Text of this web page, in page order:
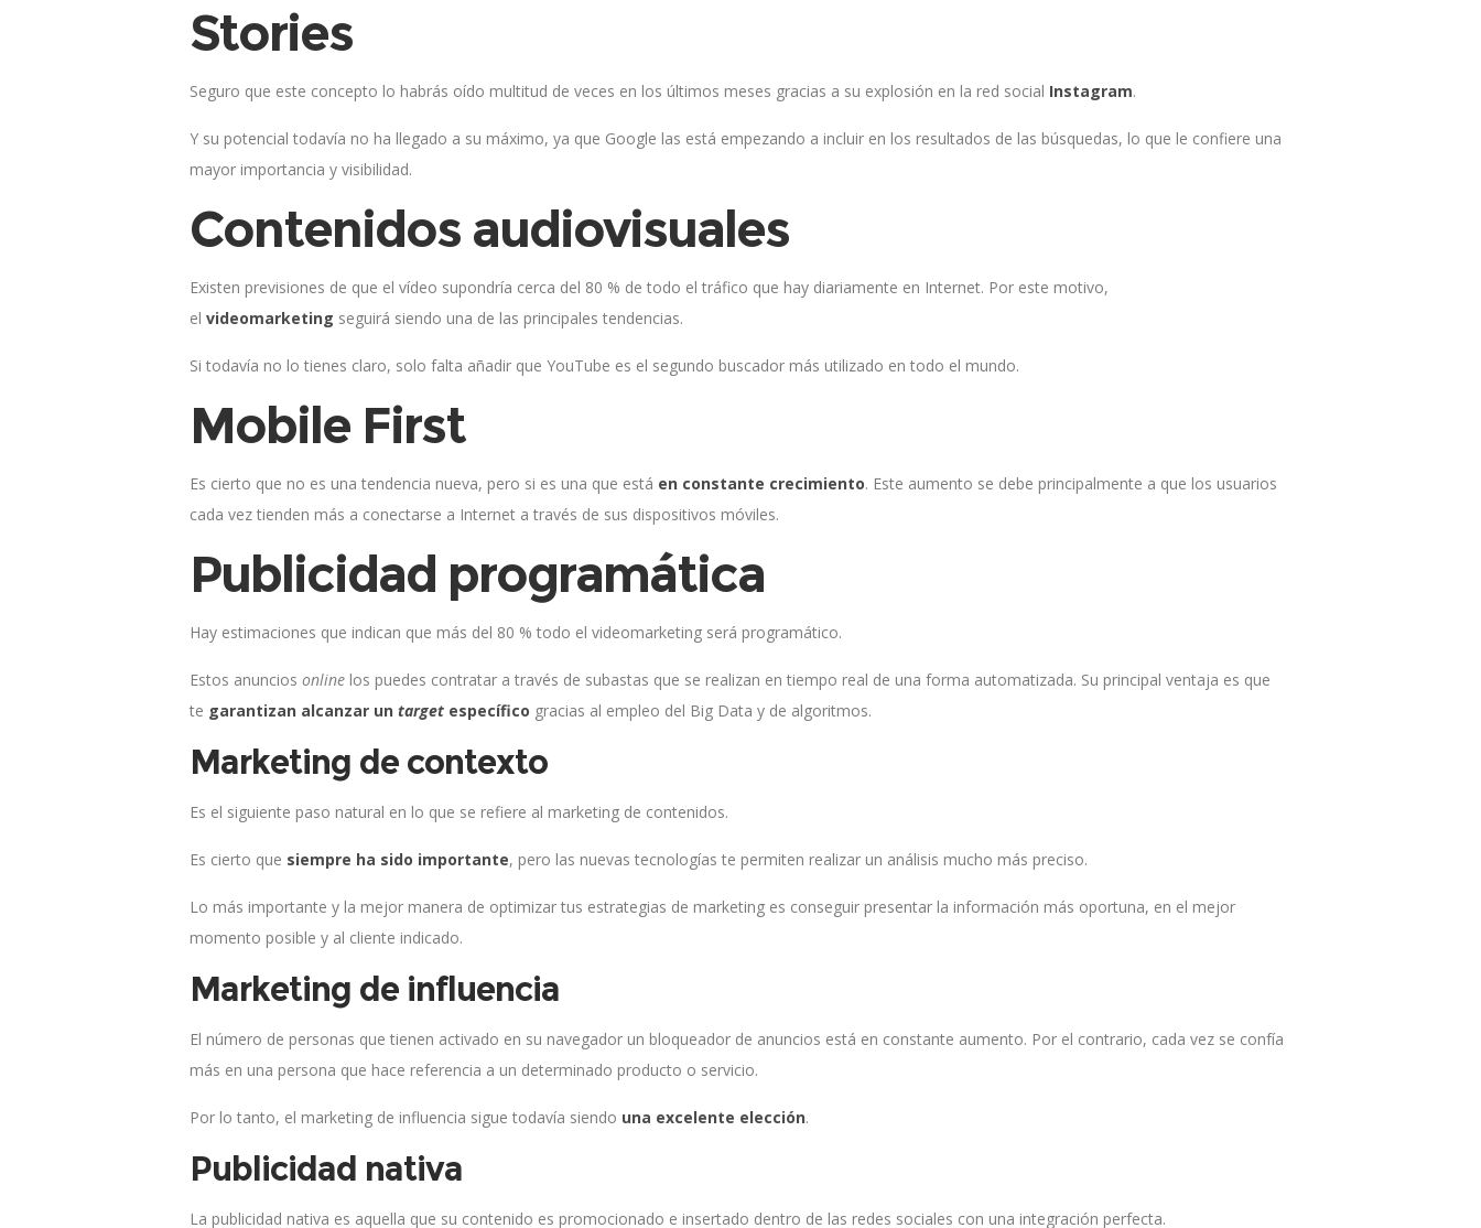
Stories
Seguro que este concepto lo habrás oído multitud de veces en los últimos meses gracias a su explosión en la red social Instagram.
Y su potencial todavía no ha llegado a su máximo, ya que Google las está empezando a incluir en los resultados de las búsquedas, lo que le confiere una
mayor importancia y visibilidad.
Contenidos audiovisuales
Existen previsiones de que el vídeo supondría cerca del 80 % de todo el tráfico que hay diariamente en Internet. Por este motivo,
el videomarketing seguirá siendo una de las principales tendencias.
Si todavía no lo tienes claro, solo falta añadir que YouTube es el segundo buscador más utilizado en todo el mundo.
Mobile First
Es cierto que no es una tendencia nueva, pero si es una que está en constante crecimiento. Este aumento se debe principalmente a que los usuarios
cada vez tienden más a conectarse a Internet a través de sus dispositivos móviles.
Publicidad programática
Hay estimaciones que indican que más del 80 % todo el videomarketing será programático.
Estos anuncios online los puedes contratar a través de subastas que se realizan en tiempo real de una forma automatizada. Su principal ventaja es que
te garantizan alcanzar un target específico gracias al empleo del Big Data y de algoritmos.
Marketing de contexto
Es el siguiente paso natural en lo que se refiere al marketing de contenidos.
Es cierto que siempre ha sido importante, pero las nuevas tecnologías te permiten realizar un análisis mucho más preciso.
Lo más importante y la mejor manera de optimizar tus estrategias de marketing es conseguir presentar la información más oportuna, en el mejor
momento posible y al cliente indicado.
Marketing de influencia
El número de personas que tienen activado en su navegador un bloqueador de anuncios está en constante aumento. Por el contrario, cada vez se confía
más en una persona que hace referencia a un determinado producto o servicio.
Por lo tanto, el marketing de influencia sigue todavía siendo una excelente elección.
Publicidad nativa
La publicidad nativa es aquella que su contenido es promocionado e insertado dentro de las redes sociales con una integración perfecta.